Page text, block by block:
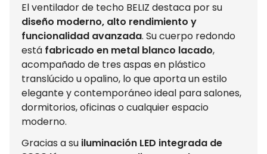
El ventilador de techo BELIZ destaca por su
diseño moderno, alto rendimiento y
funcionalidad avanzada. Su cuerpo redondo
está fabricado en metal blanco lacado,
acompañado de tres aspas en plástico
translúcido u opalino, lo que aporta un estilo
elegante y contemporáneo ideal para salones,
dormitorios, oficinas o cualquier espacio
moderno.
Gracias a su iluminación LED integrada de